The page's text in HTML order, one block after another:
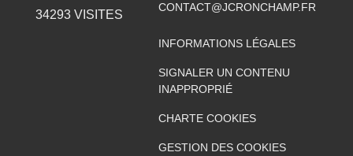
34293VISITES
CONTACT@JCRONCHAMP.FR
INFORMATIONS LÉGALES
SIGNALER UN CONTENU
INAPPROPRIÉ
CHARTE COOKIES
GESTION DES COOKIES